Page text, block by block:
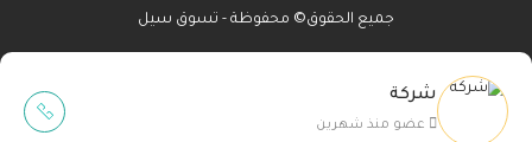
شركة
عضو منذ شهرين
جميع الحقوق© محفوظة - تسوق سيل